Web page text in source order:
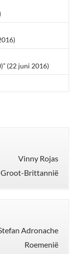
(22 juni 2016)
Vinny Rojas
Groot-Brittannië
Adronache
Roemenië